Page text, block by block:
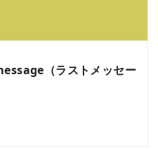
（ラストメッセー